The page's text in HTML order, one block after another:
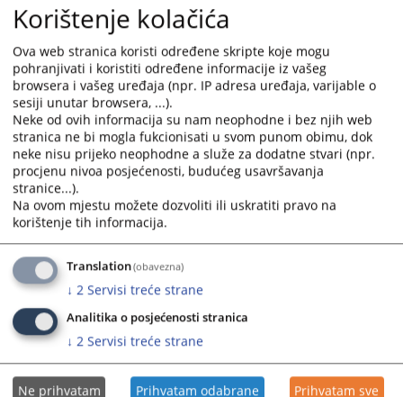
Povjerljivo savjetovanje provodi se na osnovu relevantnih
zakonskih i etičkih standarda, uključujući Zakon o VSTV-u BiH,
etičke kodekse za sudije i tužioce, Smjernice za sprečavanje
sukoba interesa u pravosuđu, Smjernice za istupanje u javnosti
i korištenje društvenih mreža, kao i druge stručne i edukativne
materijale od značaja za pravosuđe.
U skladu sa Smjernicama za uspostavljanje sistema povjerljivog
savjetovanja u pravosuđu Bosne i Hercegovine, izabrano je 26
povjerljivih savjetnika koji pružaju podršku nosiocima
pravosudnih funkcija u pitanjima etike i integriteta.
S ciljem promocije ovog mehanizma i njegovog dodatnog
približavanja pravosudnoj zajednici, VSTV BiH je, u saradnji s
projektom EU4Justice, pripremio promotivni video materijal
kojim se predstavlja svrha, značaj i način funkcionisanja
sistema povjerljivog savjetovanja.
Prikazana vijest je na: Srpski jezik
IZABRANI POVJERLJIVI SAVJETNICI_2026
Korištenje kolačića
Ova web stranica koristi određene skripte koje mogu
pohranjivati i koristiti određene informacije iz vašeg
browsera i vašeg uređaja (npr. IP adresa uređaja, varijable o
sesiji unutar browsera, ...).
Neke od ovih informacija su nam neophodne i bez njih web
stranica ne bi mogla fukcionisati u svom punom obimu, dok
neke nisu prijeko neophodne a služe za dodatne stvari (npr.
procjenu nivoa posjećenosti, budućeg usavršavanja
stranice...).
Na ovom mjestu možete dozvoliti ili uskratiti pravo na
korištenje tih informacija.
Translation(obavezna)
↓ 2 Servisi treće strane
Analitika o posjećenosti stranica
↓ 2 Servisi treće strane
Ne prihvatam Prihvatam odabrane Prihvatam sve